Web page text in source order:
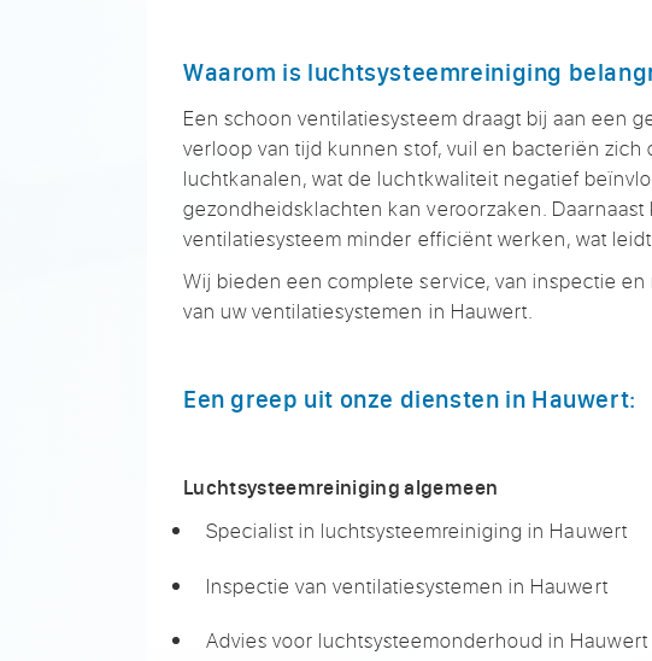
Waarom is luchtsysteemreiniging
Een schoon ventilatiesysteem draagt bij aan een
verloop van tijd kunnen stof, vuil en bacteriën zich
luchtkanalen, wat de luchtkwaliteit negatief
gezondheidsklachten kan veroorzaken.
ventilatiesysteem minder efficiënt werken, wat
Wij bieden een complete service, van inspectie
van uw ventilatiesystemen in Hauwert.
Een greep uit onze diensten in Hauwert:
Luchtsysteemreiniging algemeen
Specialist in luchtsysteemreiniging in Hauwert
Inspectie van ventilatiesystemen in Hauwert
Advies voor luchtsysteemonderhoud in Hauwert